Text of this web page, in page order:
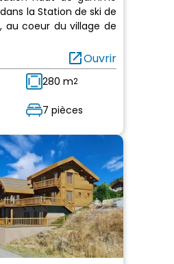
la Station de ski de
au coeur du village de
open_in_newOuvrir
280 m2
7 pièces